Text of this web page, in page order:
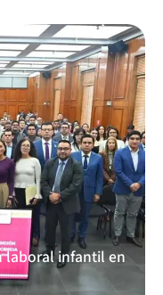
laboral infantil en